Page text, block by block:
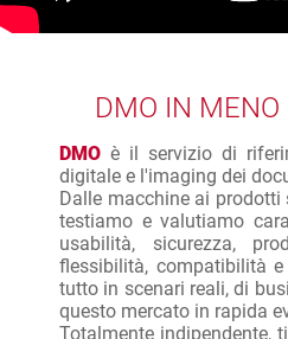
DMO IN
DMO è il servizio di
digitale e l'imaging dei
Dalle macchine ai
testiamo e valutiamo
usabilità, sicurezza,
flessibilità, compatibilità
tutto in scenari reali, di
questo mercato in rapida
Totalmente indipendente,